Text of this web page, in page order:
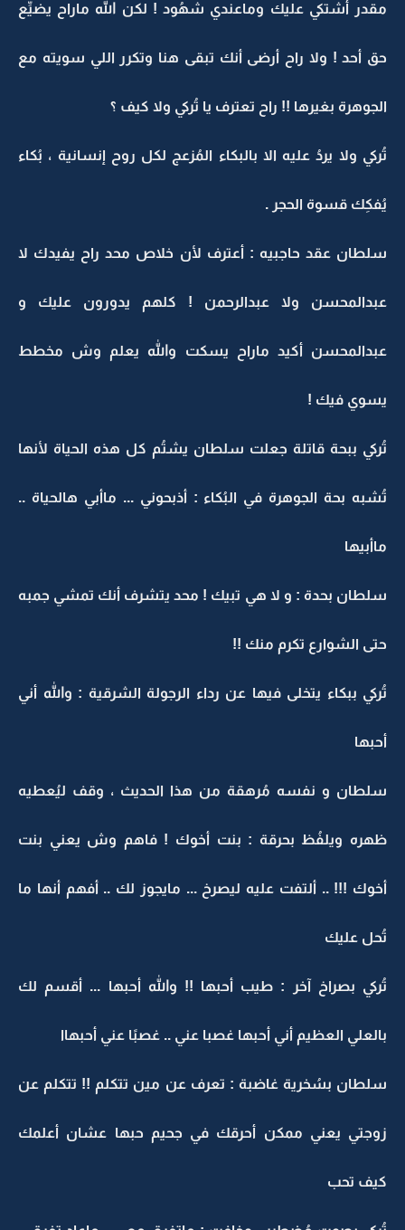
مقدر أشتكي عليك وماعندي شهُود ! لكن الله ماراح يضيِّع
حق أحد ! ولا راح أرضى أنك تبقى هنا وتكرر اللي سويته مع
الجوهرة بغيرها !! راح تعترف يا تُركي ولا كيف ؟
تُركي ولا يردُ عليه الا بالبكاء المُزعج لكل روح إنسانية ، بُكاء
يُفكِك قسوة الحجر .
سلطان عقد حاجبيه : أعترف لأن خلاص محد راح يفيدك لا
عبدالمحسن ولا عبدالرحمن ! كلهم يدورون عليك و
عبدالمحسن أكيد ماراح يسكت والله يعلم وش مخطط
يسوي فيك !
تُركي ببحة قاتلة جعلت سلطان يشتُم كل هذه الحياة لأنها
تُشبه بحة الجوهرة في البُكاء : أذبحوني ... ماأبي هالحياة ..
ماأبيها
سلطان بحدة : و لا هي تبيك ! محد يتشرف أنك تمشي جمبه
حتى الشوارع تكرم منك !!
تُركي ببكاء يتخلى فيها عن رداء الرجولة الشرقية : والله أني
أحبها
سلطان و نفسه مُرهقة من هذا الحديث ، وقف ليُعطيه
ظهره ويلفُظ بحرقة : بنت أخوك ! فاهم وش يعني بنت
أخوك !!! .. ألتفت عليه ليصرخ ... مايجوز لك .. أفهم أنها ما
تُحل عليك
تُركي بصراخ آخر : طيب أحبها !! والله أحبها ... أقسم لك
بالعلي العظيم أني أحبها غصبا عني .. غصبًا عني أحبهاا
سلطان بسُخرية غاضبة : تعرف عن مين تتكلم !! تتكلم عن
زوجتي يعني ممكن أحرقك في جحيم حبها عشان أعلمك
كيف تحب